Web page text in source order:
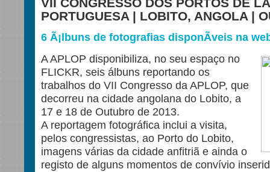
PORTUGUESA | LOBITO, ANGOLA |
6 Ã¡lbuns de fotografias disponÃ­veis na
A APLOP disponibiliza, no seu espaço no
FLICKR, seis álbuns reportando os
trabalhos do VII Congresso da APLOP, que
decorreu na cidade angolana do Lobito, a
17 e 18 de Outubro de 2013.
A reportagem fotográfica inclui a visita,
pelos congressistas, ao Porto do Lobito,
imagens várias da cidade anfitriã e ainda o
registo de alguns momentos de convívio